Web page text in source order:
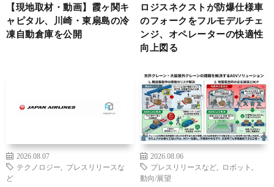
【現地取材・動画】霞ヶ関キ
ャピタル、川崎・東扇島の冷
凍自動倉庫を公開
ロジスネクストが防爆仕様車
のフォークをフルモデルチェ
ンジ、オペレーターの快適性
向上図る
2026.08.07
テクノロジー
プレスリリースな
ど
2026.08.06
プレスリリースなど
ロボット
動向/展望